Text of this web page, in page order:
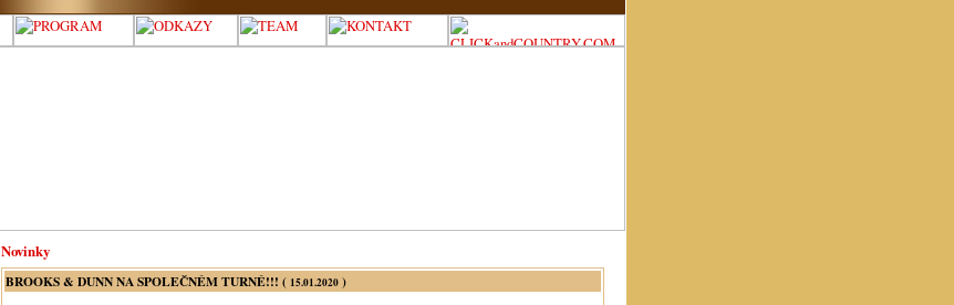
Novinky
BROOKS & DUNN NA SPOLEČNÉM TURNÉ!!! ( 15.01.2020 )